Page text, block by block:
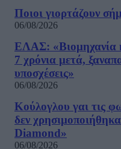
Ποιοι γιορτάζουν
06/08/2026
ΕΛΑΣ: «Βιομηχανία
7 χρόνια μετά,
υποσχέσεις»
06/08/2026
Κούλογλου γαι τις
δεν
Diamond»
06/08/2026